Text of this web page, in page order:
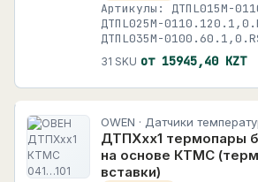
Артикулы: ДТПL015М-
ДТПL025М-
ДТПL035М-
31 SKU от 15945,40 KZT
OWEN · Датчики
ДТПХхх1 термопары
на основе КТМС
вставки)